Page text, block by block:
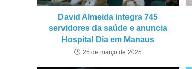
David Almeida integra 745
servidores da saúde e anuncia
Hospital Dia em Manaus
25 de março de 2025